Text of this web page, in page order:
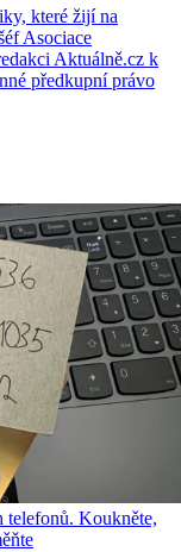
které žijí na
Asociace
Aktuálně.cz k
předkupní právo
telefonů. Koukněte,